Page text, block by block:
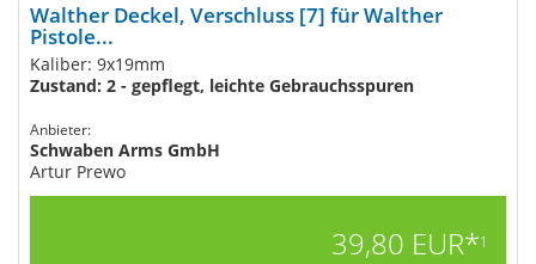
Walther Deckel, Verschluss [7] für Walther
Pistole...
Kaliber: 9x19mm
Zustand: 2 - gepflegt, leichte Gebrauchsspuren
Anbieter:
Schwaben Arms GmbH
Artur Prewo
39,80 EUR*1